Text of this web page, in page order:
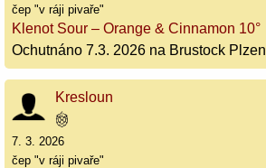
čep "v ráji pivaře"
Klenot Sour – Orange & Cinnamon 10°
Ochutnáno 7.3. 2026 na Brustock Plzen
Kresloun
7. 3. 2026
čep "v ráji pivaře"